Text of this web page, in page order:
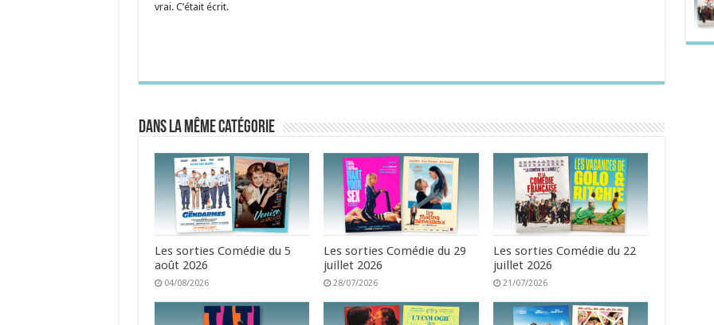
vrai. C’était écrit.
Dans la même catégorie
Les sorties Comédie du 5
août 2026
04/08/2026
Les sorties Comédie du 29
juillet 2026
28/07/2026
Les sorties Comédie du 22
juillet 2026
21/07/2026